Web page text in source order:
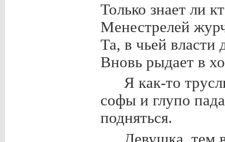
Только знает ли
Менестрелей
Та, в чьей власти
Вновь рыдает в
Я как-то
софы и глупо
подняться.